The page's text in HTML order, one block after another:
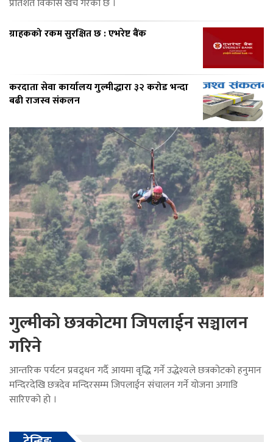
प्रतिशत विकास खर्च गरेको छ ।
ग्राहकको रकम सुरक्षित छ : एभरेष्ट बैंक
करदाता सेवा कार्यालय गुल्मीद्धारा ३२ करोड भन्दा
बढी राजस्व संकलन
गुल्मीको छत्रकोटमा जिपलाईन सञ्चालन
गरिने
आन्तरिक पर्यटन प्रवद्र्धन गर्दै आयमा वृद्धि गर्ने उद्धेश्यले छत्रकोटको हनुमान
मन्दिरदेखि छत्रदेव मन्दिरसम्म जिपलाईन संचालन गर्ने योजना अगाडि
सारिएको हो ।